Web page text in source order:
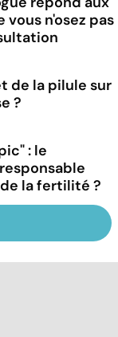
vous n'osez pas
de la pilule sur
?
: le
de la fertilité ?